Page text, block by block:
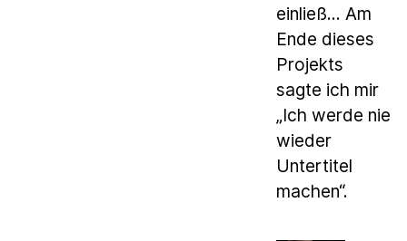
einließ... Am
Ende dieses
Projekts
sagte ich mir
„Ich werde nie
wieder
Untertitel
machen“.